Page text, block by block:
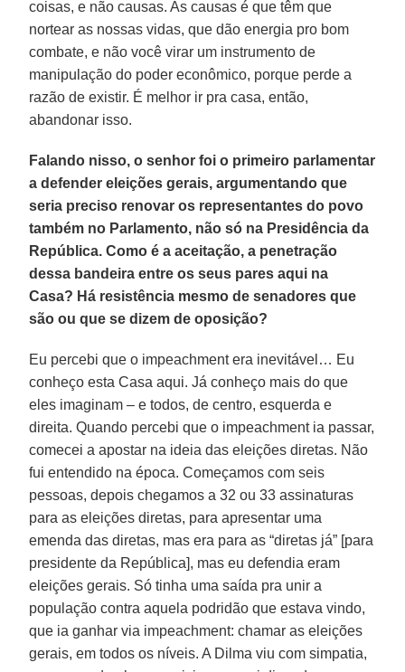
coisas, e não causas. As causas é que têm que
nortear as nossas vidas, que dão energia pro bom
combate, e não você virar um instrumento de
manipulação do poder econômico, porque perde a
razão de existir. É melhor ir pra casa, então,
abandonar isso.
Falando nisso, o senhor foi o primeiro parlamentar
a defender eleições gerais, argumentando que
seria preciso renovar os representantes do povo
também no Parlamento, não só na Presidência da
República. Como é a aceitação, a penetração
dessa bandeira entre os seus pares aqui na
Casa? Há resistência mesmo de senadores que
são ou que se dizem de oposição?
Eu percebi que o impeachment era inevitável… Eu
conheço esta Casa aqui. Já conheço mais do que
eles imaginam – e todos, de centro, esquerda e
direita. Quando percebi que o impeachment ia passar,
comecei a apostar na ideia das eleições diretas. Não
fui entendido na época. Começamos com seis
pessoas, depois chegamos a 32 ou 33 assinaturas
para as eleições diretas, para apresentar uma
emenda das diretas, mas era para as “diretas já” [para
presidente da República], mas eu defendia eram
eleições gerais. Só tinha uma saída pra unir a
população contra aquela podridão que estava vindo,
que ia ganhar via impeachment: chamar as eleições
gerais, em todos os níveis. A Dilma viu com simpatia,